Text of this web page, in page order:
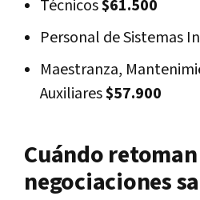
Técnicos$61.500
Personal de Sistemas
Maestranza,
Auxiliares$57.900
Cuándo
negociaciones